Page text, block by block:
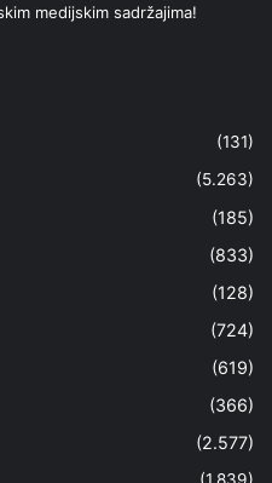
medijskim sadržajima!
(131)
(5.263)
(185)
(833)
(128)
(724)
(619)
(366)
(2.577)
(1.839)